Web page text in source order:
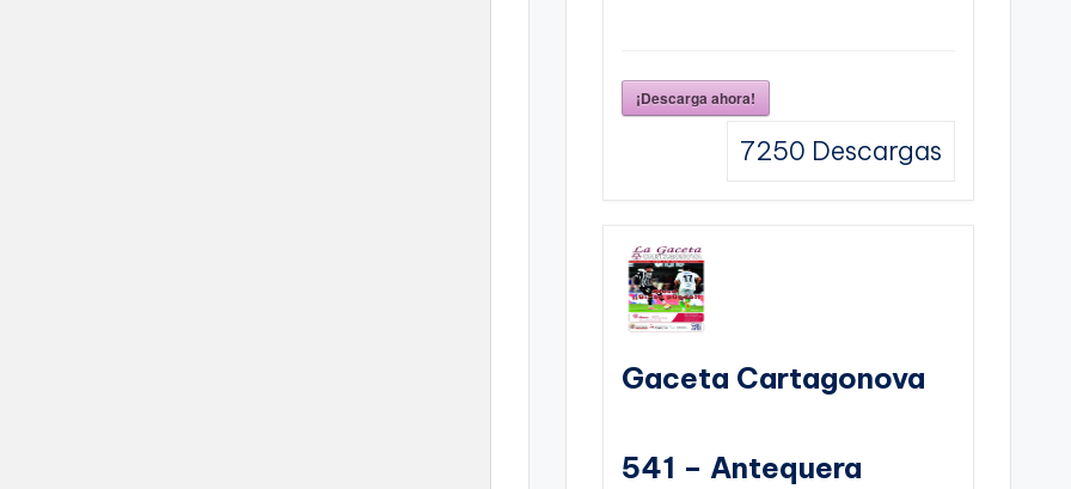
¡Descarga ahora!
7250 Descargas
Gaceta Cartagonova
541 – Antequera